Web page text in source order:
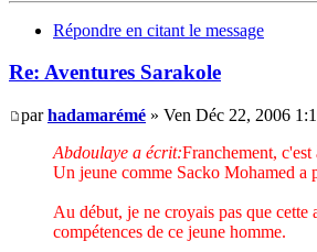
Répondre en citant le message
Re: Aventures Sarakole
parhadamarémé » Ven Déc 22, 2006
Abdoulaye a écrit:Franchement,
Un jeune comme Sacko Mohamed a
Au début, je ne croyais pas que
compétences de ce jeune homme.